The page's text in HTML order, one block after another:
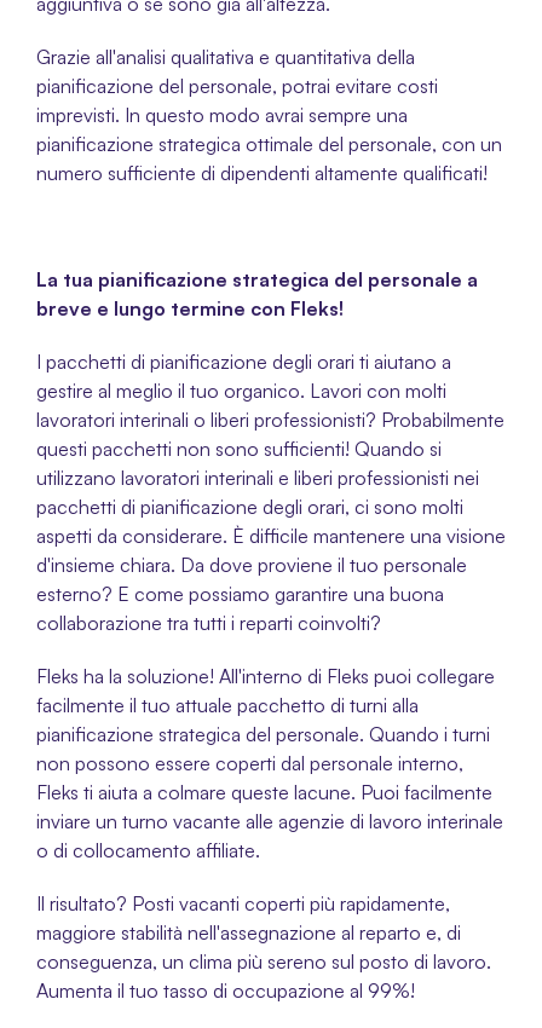
Grazie all'analisi qualitativa e quantitativa della
pianificazione del personale, potrai evitare costi
imprevisti. In questo modo avrai sempre una
pianificazione strategica ottimale del personale, con un
numero sufficiente di dipendenti altamente qualificati!
La tua pianificazione strategica del personale a
breve e lungo termine con Fleks!
I pacchetti di pianificazione degli orari ti aiutano a
gestire al meglio il tuo organico. Lavori con molti
lavoratori interinali o liberi professionisti? Probabilmente
questi pacchetti non sono sufficienti! Quando si
utilizzano lavoratori interinali e liberi professionisti nei
pacchetti di pianificazione degli orari, ci sono molti
aspetti da considerare. È difficile mantenere una visione
d'insieme chiara. Da dove proviene il tuo personale
esterno? E come possiamo garantire una buona
collaborazione tra tutti i reparti coinvolti?
Fleks ha la soluzione! All'interno di Fleks puoi collegare
facilmente il tuo attuale pacchetto di turni alla
pianificazione strategica del personale. Quando i turni
non possono essere coperti dal personale interno,
Fleks ti aiuta a colmare queste lacune. Puoi facilmente
inviare un turno vacante alle agenzie di lavoro interinale
o di collocamento affiliate.
Il risultato? Posti vacanti coperti più rapidamente,
maggiore stabilità nell'assegnazione al reparto e, di
conseguenza, un clima più sereno sul posto di lavoro.
Aumenta il tuo tasso di occupazione al 99%!